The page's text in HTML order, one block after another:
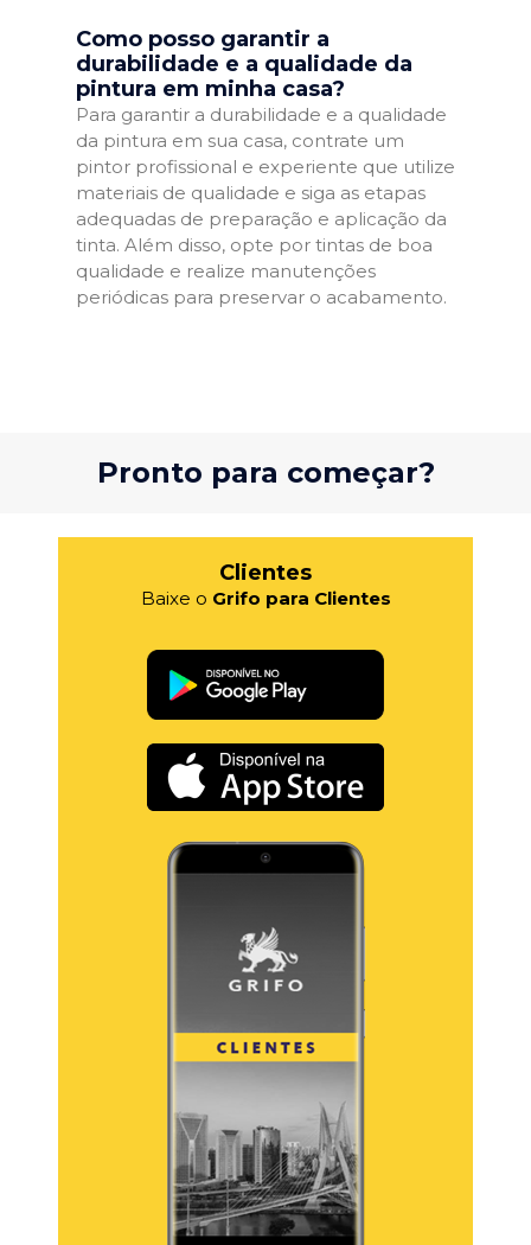
Como posso garantir a
durabilidade e a qualidade da
pintura em minha casa?
Para garantir a durabilidade e a qualidade
da pintura em sua casa, contrate um
pintor profissional e experiente que utilize
materiais de qualidade e siga as etapas
adequadas de preparação e aplicação da
tinta. Além disso, opte por tintas de boa
qualidade e realize manutenções
periódicas para preservar o acabamento.
Pronto para começar?
Clientes
Baixe o Grifo para Clientes